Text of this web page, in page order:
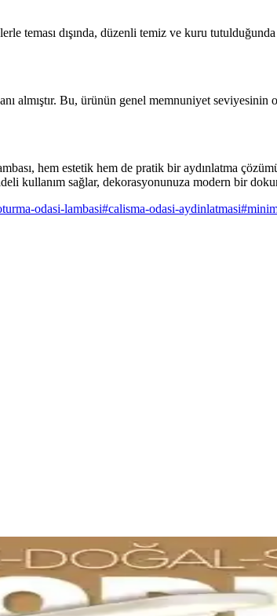
teması dışında, düzenli temiz ve kuru
almıştır. Bu, ürünün genel memnuniyet
hem estetik hem de pratik bir aydınlatma
kullanım sağlar, dekorasyonunuza modern bir
odasi-lambasi#calisma-odasi-aydinlatmasi#
İçin Kapsamlı Rehber
ve çalışma alanını homojen aydınlatır. Ampul